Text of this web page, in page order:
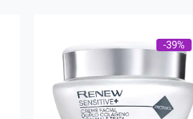
-39%